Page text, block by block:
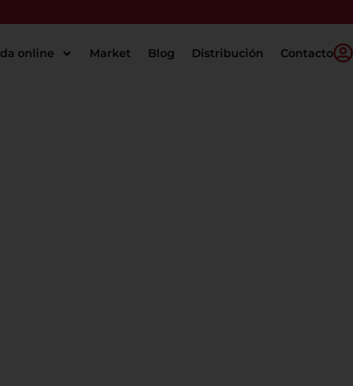
online Market Blog Distribución Contacto